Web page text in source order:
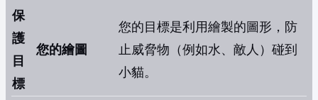
保
護
目
標
您的繪圖
您的目標是利用繪製的圖形，防
止威脅物（例如水、敵人）碰到
小貓。